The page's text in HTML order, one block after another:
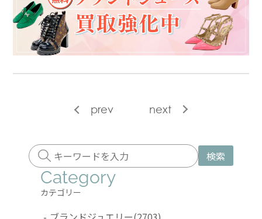
prev next
検索
Category
カテゴリー